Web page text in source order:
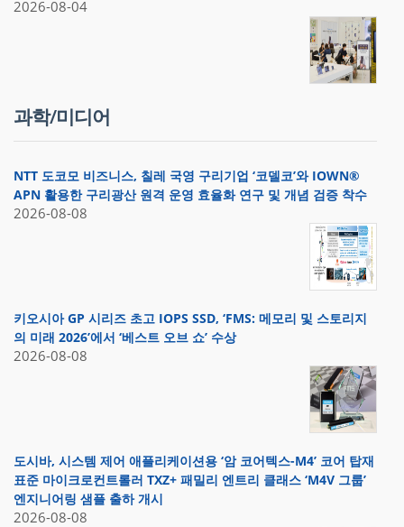
2026-08-04
과학/미디어
NTT 도코모 비즈니스, 칠레 국영 구리기업 ‘코델코’와 IOWN®
APN 활용한 구리광산 원격 운영 효율화 연구 및 개념 검증 착수
2026-08-08
키오시아 GP 시리즈 초고 IOPS SSD, ‘FMS: 메모리 및 스토리지
의 미래 2026’에서 ‘베스트 오브 쇼’ 수상
2026-08-08
도시바, 시스템 제어 애플리케이션용 ‘암 코어텍스-M4’ 코어 탑재
표준 마이크로컨트롤러 TXZ+ 패밀리 엔트리 클래스 ‘M4V 그룹’
엔지니어링 샘플 출하 개시
2026-08-08